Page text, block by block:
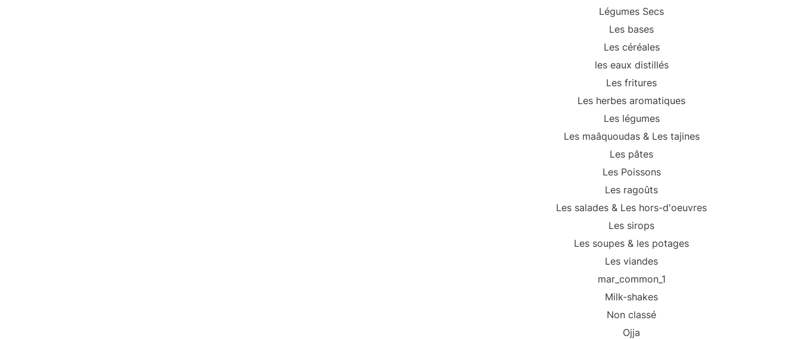
Légumes Secs
Les bases
Les céréales
les eaux distillés
Les fritures
Les herbes aromatiques
Les légumes
Les maâquoudas & Les tajines
Les pâtes
Les Poissons
Les ragoûts
Les salades & Les hors-d'oeuvres
Les sirops
Les soupes & les potages
Les viandes
mar_common_1
Milk-shakes
Non classé
Ojja